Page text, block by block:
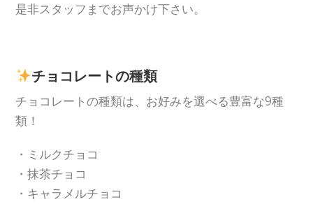
是非スタッフまでお声かけ下さい。
チョコレートの種類
チョコレートの種類は、お好みを選べる豊富な9種
類！
・ミルクチョコ
・抹茶チョコ
・キャラメルチョコ